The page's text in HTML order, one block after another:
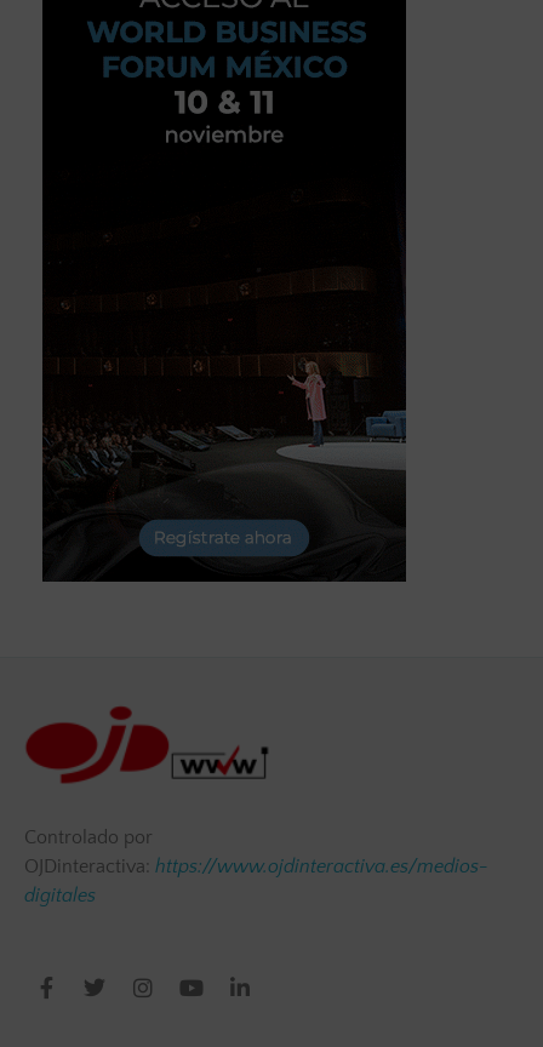
Controlado por
OJDinteractiva: https://www.ojdinteractiva.es/medios-
digitales